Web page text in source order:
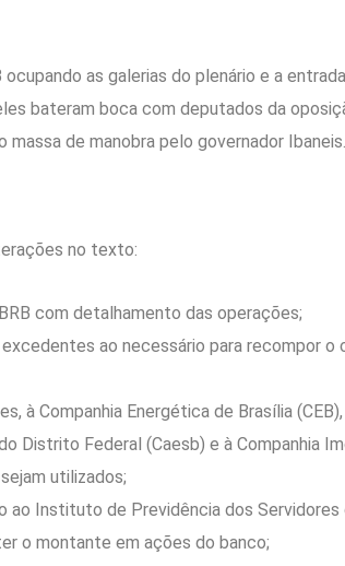
as galerias do plenário e a
bateram boca com deputados da
de manobra pelo governador Ibaneis.
no texto:
com detalhamento das operações;
ao necessário para recompor o
à Companhia Energética de Brasília
Distrito Federal (Caesb) e à Companhia
utilizados;
ao Instituto de Previdência dos
o montante em ações do banco;